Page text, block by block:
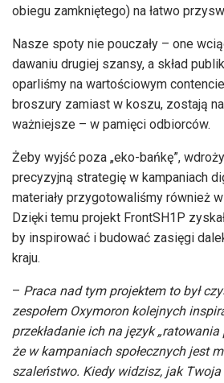
obiegu zamkniętego) na łatwo
Nasze spoty nie pouczały – one
dawaniu drugiej szansy, a skład
oparliśmy na wartościowym
broszury zamiast w koszu, zostają na
ważniejsze – w pamięci odbiorców.
Żeby wyjść poza „eko-bańkę”,
precyzyjną strategię w kampaniach
materiały przygotowaliśmy również
Dzięki temu projekt FrontSH1P
by inspirować i budować zasięgi
kraju.
– Praca nad tym projektem to był
zespołem Oxymoron kolejnych
przekładanie ich na język „ratowania
że w kampaniach społecznych jest
szaleństwo. Kiedy widzisz, jak